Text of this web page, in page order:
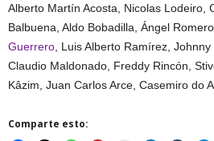
Alberto Martín Acosta, Nicolas Lodeiro,
Balbuena, Aldo Bobadilla, Ángel
Guerrero , Luis Alberto Ramírez,
Claudio Maldonado, Freddy Rincón,
Kâzim, Juan Carlos Arce, Casemiro do
Comparte esto: